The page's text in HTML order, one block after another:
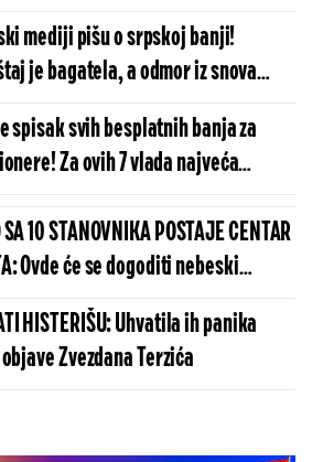
će vas iznenaditi!
mediji pišu o srpskoj banji!
je bagatela, a odmor iz snova
spisak svih besplatnih banja za
Za ovih 7 vlada najveća
a evo šta leče
SA 10 STANOVNIKA POSTAJE CENTAR
Ovde će se dogoditi nebeski
koji se čeka više od 100 godina
HISTERIŠU: Uhvatila ih panika
Zvezdana Terzića